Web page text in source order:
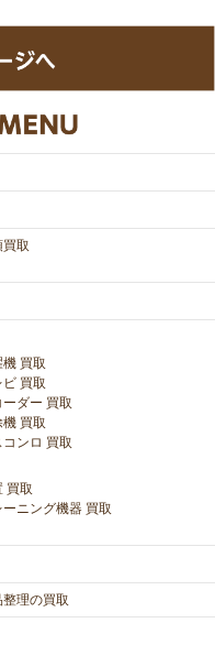
取
買取
買取
ダー 買取
買取
ンロ 買取
買取
ニング機器 買取
理の買取